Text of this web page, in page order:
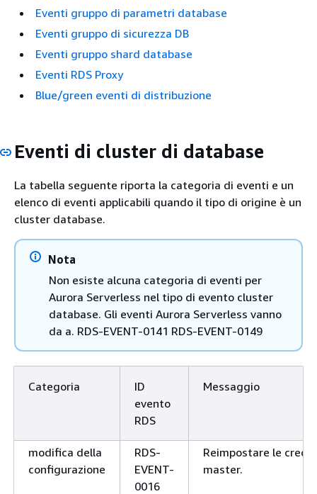
Eventi gruppo di parametri database
Eventi gruppo di sicurezza DB
Eventi gruppo shard database
Eventi RDS Proxy
Blue/green eventi di distribuzione
Eventi di cluster di database
La tabella seguente riporta la categoria di eventi e un
elenco di eventi applicabili quando il tipo di origine è un
cluster database.
Nota
Non esiste alcuna categoria di eventi per
Aurora Serverless nel tipo di evento cluster
database. Gli eventi Aurora Serverless vanno
da a. RDS-EVENT-0141 RDS-EVENT-0149
Categoria
ID
evento
RDS
Messaggio
modifica della
configurazione
RDS-
EVENT-
0016
Reimpostare le
master.